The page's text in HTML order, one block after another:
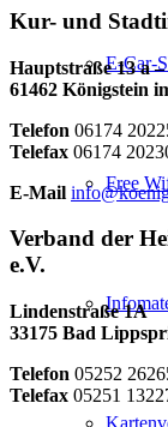
E-Car-
Free
Kur- und
Hauptstraße 13 a
61462 Königstein
Telefon 06174
Telefax 06174
E-Mail
Verband der
e.V.
Lindenstraße 1A
33175 Bad
Telefon 05252
Telefax 05251